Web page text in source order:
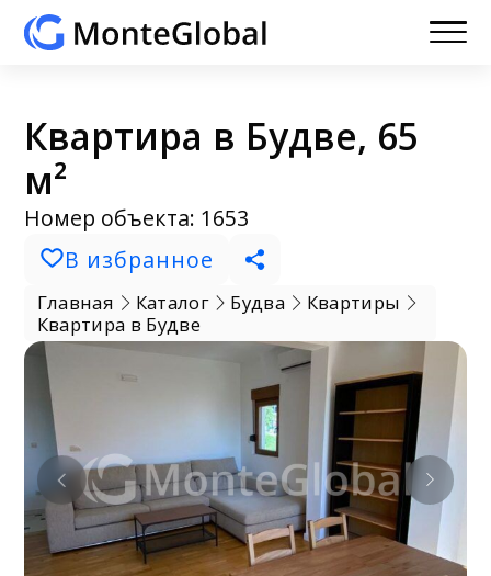
Квартира в Будве, 65
м²
Номер объекта: 1653
В избранное
Главная Каталог Будва
Квартиры
Квартира в Будве